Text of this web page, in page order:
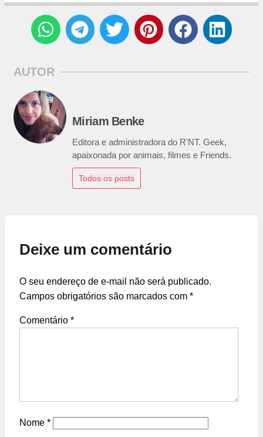
AUTOR
Miriam Benke
Editora e administradora do R'NT. Geek,
apaixonada por animais, filmes e Friends.
Todos os posts
Deixe um comentário
O seu endereço de e-mail não será publicado.
Campos obrigatórios são marcados com *
Comentário *
Nome *